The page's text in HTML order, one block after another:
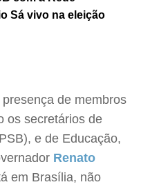
Sá vivo na eleição
de membros
os secretários de
e de Educação,
Renato
em Brasília, não